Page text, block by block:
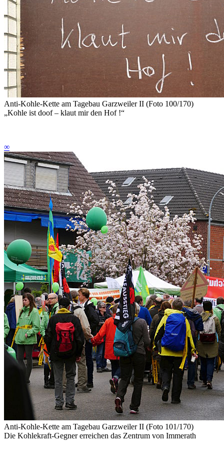
Anti-Kohle-Kette am Tagebau Garzweiler II (Foto 100/170)
„Kohle ist doof – klaut mir den Hof !“
∞
Anti-Kohle-Kette am Tagebau Garzweiler II (Foto 101/170)
Die Kohlekraft-Gegner erreichen das Zentrum von Immerath